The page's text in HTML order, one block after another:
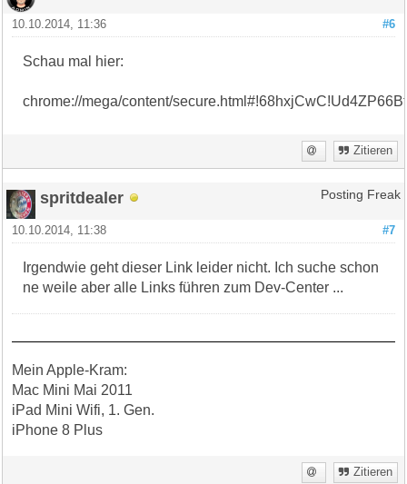
#6
10.10.2014, 11:36
Schau mal hier:
chrome://mega/content/
Zitieren
spritdealer Posting Freak
#7
10.10.2014, 11:38
Irgendwie geht dieser Link leider nicht. Ich suche schon
ne weile aber alle Links führen zum Dev-Center ...
Mein Apple-Kram:
Mac Mini Mai 2011
iPad Mini Wifi, 1. Gen.
iPhone 8 Plus
Zitieren